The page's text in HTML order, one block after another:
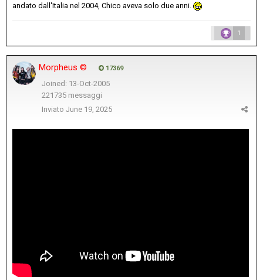
andato dall'Italia nel 2004, Chico aveva solo due anni.
1
Morpheus © 17369
Joined: 13-Oct-2005
221735 messaggi
Inviato June 19, 2025